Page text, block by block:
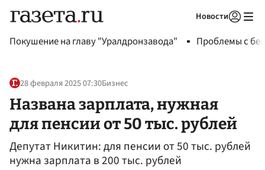
Новости
Покушение на главу "Уралдронзавода" Проблемы с
28 февраля 2025 07:30Бизнес
Названа зарплата, нужная
для пенсии от 50 тыс. рублей
Депутат Никитин: для пенсии от 50 тыс. рублей
нужна зарплата в 200 тыс. рублей